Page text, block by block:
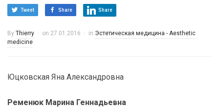
Tweet Share Share
By Thierry on 27.01.2016 in Эстетическая медицина - Aesthetic
medicine
Юцковская Яна Александровна
Ременюк Марина Геннадьевна